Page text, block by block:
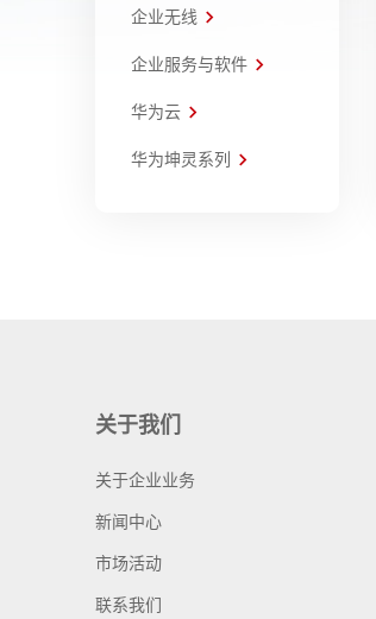
企业无线
企业服务与软件
华为云
华为坤灵系列
关于我们
关于企业业务
新闻中心
市场活动
联系我们